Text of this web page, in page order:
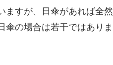
ますが、日傘があれば全然
傘の場合は若干ではありま